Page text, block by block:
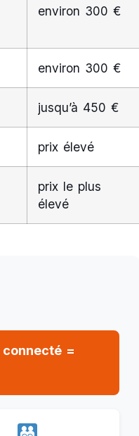
environ 300 €
environ 300 €
jusqu’à 450 €
prix élevé
prix le plus
élevé
=